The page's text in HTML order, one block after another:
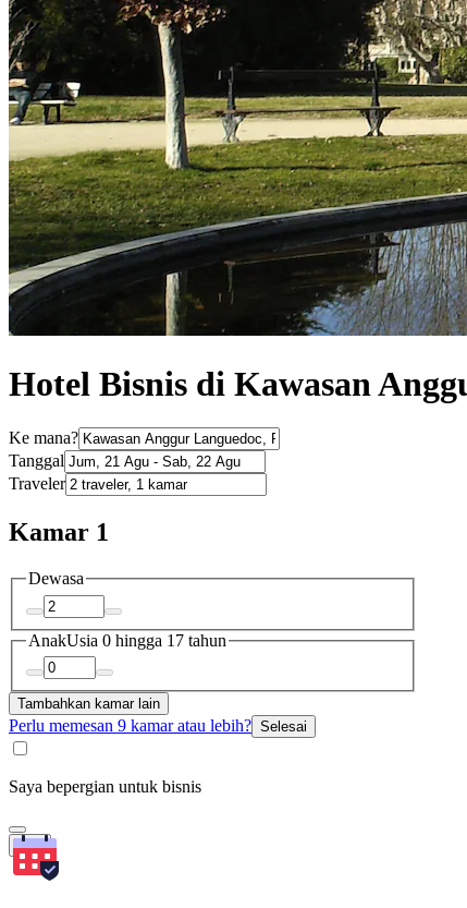
Hotel Bisnis di Kawasan
Ke mana?
Tanggal
Traveler
Kamar 1
Dewasa
AnakUsia 0 hingga 17 tahun
Tambahkan kamar lain
Perlu memesan 9 kamar atau lebih? Selesai
Saya bepergian untuk bisnis
Cari